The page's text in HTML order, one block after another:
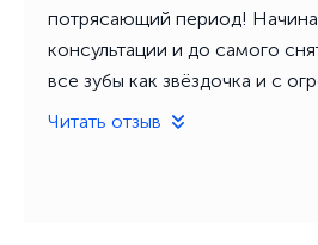
потрясающий период!
консультации и до самого
все зубы как звёздочка и с
Читать отзыв